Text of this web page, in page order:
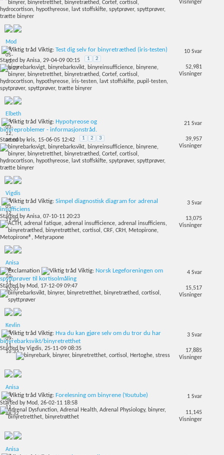
Visninger
Mod
19-
05-
13,
15:27
Viktig: Test dig selv for binyretræthed (iris-testen)
Started byAnisa, 29-04-09 00:15 1 2
10 Svar
52,981
Visninger
Elbeth
06-
03-
12,
08:00
Viktig: Hypotyreose og
binyreproblemer - informasjonstråd.
Started by kris, 15-06-05 12:42 1 2 3
21 Svar
39,957
Visninger
Vigdis
18-
01-
12,
19:33
Viktig: Simpel diagnostisk diagram for adrenal
insufficiens
Started byAnisa, 07-10-11 20:23
3 Svar
13,075
Visninger
Anisa
08-
10-
11,
15:37
Viktig: Norsk Legeforeningen om
spyttprøver til kortisolmåling
Started by Mod, 17-12-09 09:47
4 Svar
15,517
Visninger
Kevlin
18-
09-
11,
16:33
Viktig: Hva du kan gjøre selv om du tror du har
binyrebarksvikt/binyretretthet
Started byVigdis, 25-11-09 08:35
3 Svar
17,885
Visninger
Anisa
30-
04-
11,
18:32
Viktig: Forelesning om binyrene (Youtube)
Started by Mod, 26-02-11 18:58
1 Svar
11,145
Visninger
Anisa